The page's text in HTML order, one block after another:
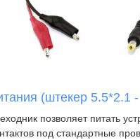
(штекер 5.5*2.1
позволяет питать
под стандартные